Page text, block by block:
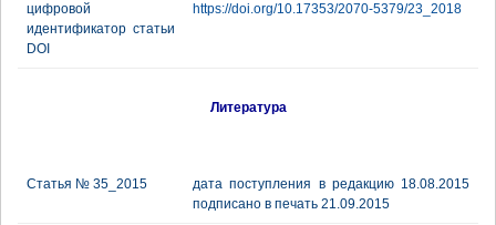
цифровой
идентификатор статьи
DOI
https://doi.org/10.17353/2070-5379/23_2018
Литература
Статья № 35_2015
дата поступления в редакцию 18.08.2015
подписано в печать 21.09.2015